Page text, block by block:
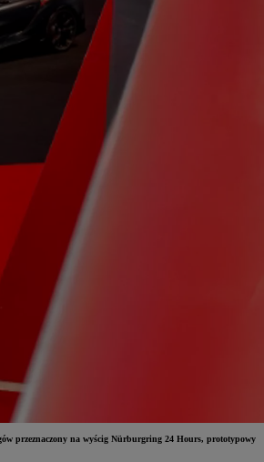
przeznaczony na wyścig Nürburgring 24 Hours, prototypowy